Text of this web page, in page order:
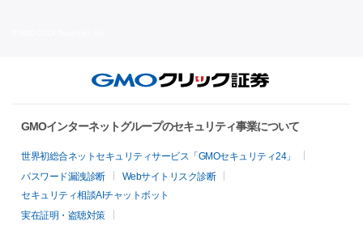
GMOインターネットグループのセキュリティ事業について
世界初総合ネットセキュリティサービス「GMOセキュリティ24」
パスワード漏洩診断
Webサイトリスク診断
セキュリティ相談AIチャットボット
実在証明・盗聴対策